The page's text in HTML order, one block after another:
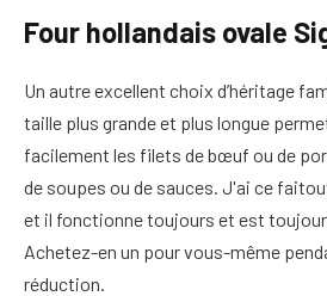
Four hollandais ovale
Un autre excellent choix d’héritage
taille plus grande et plus longue
facilement les filets de bœuf ou de
de soupes ou de sauces. J'ai ce
et il fonctionne toujours et est
Achetez-en un pour vous-même
réduction.